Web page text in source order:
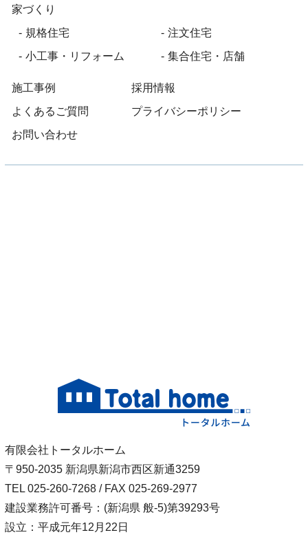
家づくり
規格住宅
注文住宅
小工事・リフォーム
集合住宅・店舗
施工事例
よくあるご質問
お問い合わせ
採用情報
プライバシーポリシー
有限会社トータルホーム
〒950-2035 新潟県新潟市西区新通3259
TEL 025-260-7268 / FAX 025-269-2977
建設業務許可番号：(新潟県 般-5)第39293号
設立：平成元年12月22日